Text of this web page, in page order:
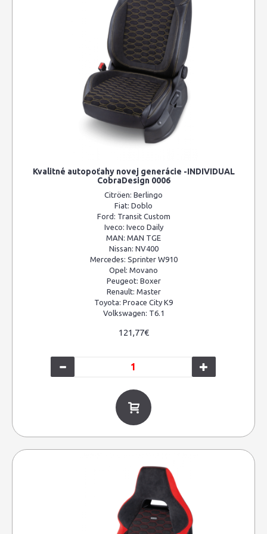
Kvalitné autopoťahy novej generácie -INDIVIDUAL
CobraDesign 0006
Citröen: Berlingo
Fiat: Doblo
Ford: Transit Custom
Iveco: Iveco Daily
MAN: MAN TGE
Nissan: NV400
Mercedes: Sprinter W910
Opel: Movano
Peugeot: Boxer
Renault: Master
Toyota: Proace City K9
Volkswagen: T6.1
121,77€